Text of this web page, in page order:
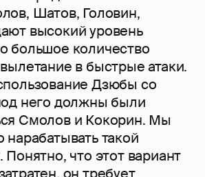
Шатов, Головин,
высокий уровень
большое количество
в быстрые атаки.
Дзюбы со
него должны были
Смолов и Кокорин. Мы
нарабатывать такой
Понятно, что этот вариант